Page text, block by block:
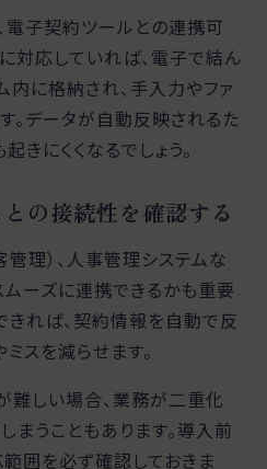
電子契約ツールとの連携可
対応していれば、電子で結ん
に格納され、手入力やファ
。データが自動反映されるた
きにくくなるでしょう。
の接続性を確認する
理）、人事管理システムな
ムーズに連携できるかも重要
きれば、契約情報を自動で反
スを減らせます。
難しい場合、業務が二重化
まうこともあります。導入前
囲を必ず確認しておきま